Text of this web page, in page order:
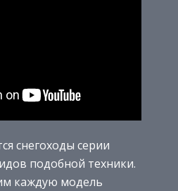
снегоходы серии
подобной техники.
каждую модель